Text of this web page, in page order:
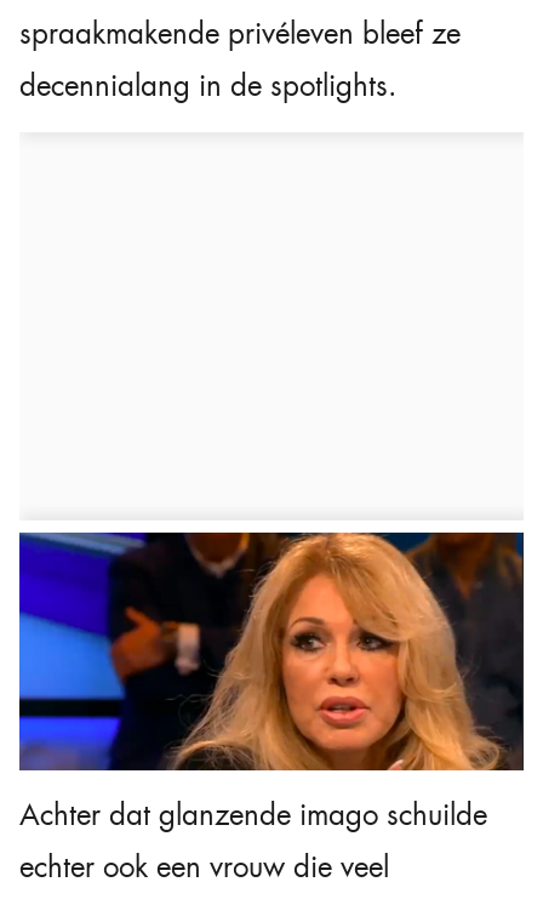
spraakmakende privéleven bleef ze
decennialang in de spotlights.
Achter dat glanzende imago schuilde
echter ook een vrouw die veel